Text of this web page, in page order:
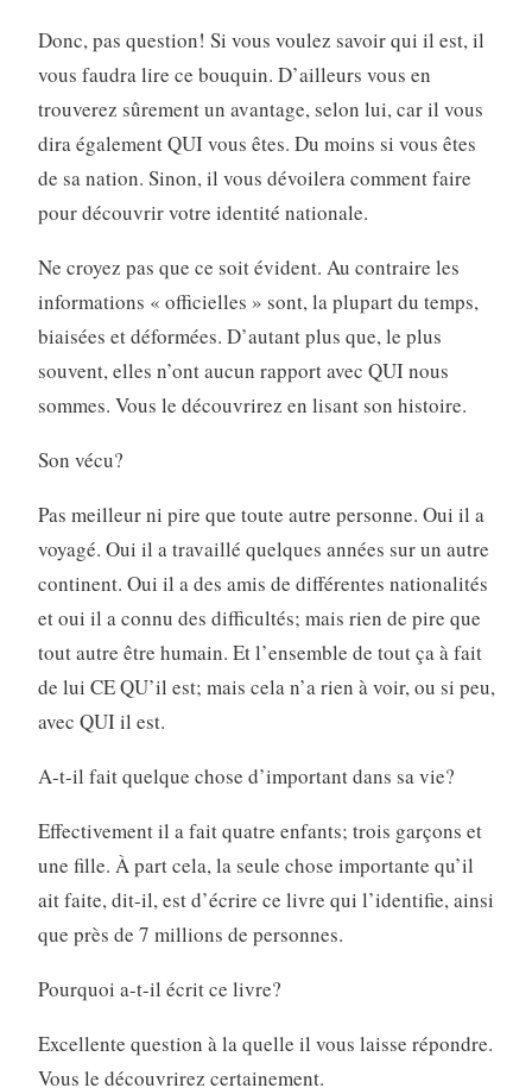
Donc, pas question! Si vous voulez savoir qui il est, il
vous faudra lire ce bouquin. D’ailleurs vous en
trouverez sûrement un avantage, selon lui, car il vous
dira également QUI vous êtes. Du moins si vous êtes
de sa nation. Sinon, il vous dévoilera comment faire
pour découvrir votre identité nationale.
Ne croyez pas que ce soit évident. Au contraire les
informations « officielles » sont, la plupart du temps,
biaisées et déformées. D’autant plus que, le plus
souvent, elles n’ont aucun rapport avec QUI nous
sommes. Vous le découvrirez en lisant son histoire.
Son vécu?
Pas meilleur ni pire que toute autre personne. Oui il a
voyagé. Oui il a travaillé quelques années sur un autre
continent. Oui il a des amis de différentes nationalités
et oui il a connu des difficultés; mais rien de pire que
tout autre être humain. Et l’ensemble de tout ça à fait
de lui CE QU’il est; mais cela n’a rien à voir, ou si peu,
avec QUI il est.
A-t-il fait quelque chose d’important dans sa vie?
Effectivement il a fait quatre enfants; trois garçons et
une fille. À part cela, la seule chose importante qu’il
ait faite, dit-il, est d’écrire ce livre qui l’identifie, ainsi
que près de 7 millions de personnes.
Pourquoi a-t-il écrit ce livre?
Excellente question à la quelle il vous laisse répondre.
Vous le découvrirez certainement.